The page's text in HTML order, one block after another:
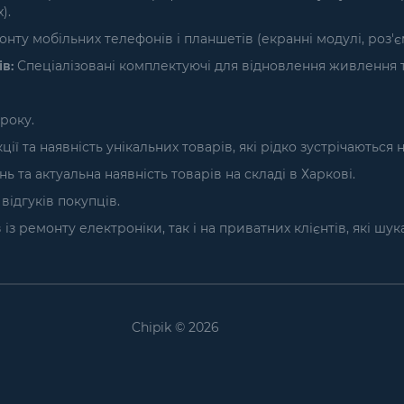
мобільних телефонів і планшетів (екранні модулі,
Спеціалізовані комплектуючі для відновлення
та наявність унікальних товарів, які рідко зустрічаються
актуальна наявність товарів на складі в Харкові.
покупців.
ремонту електроніки, так і на приватних клієнтів, які
Chipik © 2026